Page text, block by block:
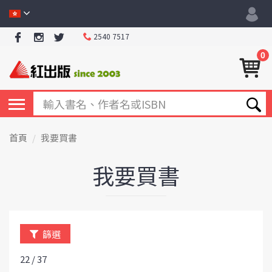
2540 7517
0
首頁 我要買書
我要買書
篩選
22 / 37